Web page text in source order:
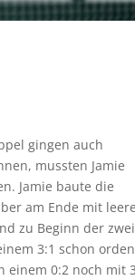
gingen auch
mussten Jamie
Jamie baute die
am Ende mit
zu Beginn der
3:1 schon
einem 0:2 noch mit